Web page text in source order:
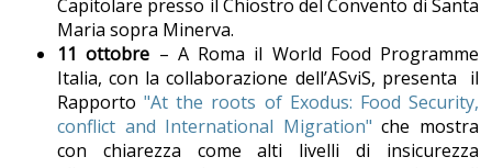
Capitolare presso il Chiostro del Convento di Santa
Maria sopra Minerva.
11 ottobre – A Roma il World Food Programme
Italia, con la collaborazione dell’ASviS, presenta il
Rapporto"At the roots of Exodus: Food Security,
conflict and International Migration" che mostra
con chiarezza come alti livelli di insicurezza